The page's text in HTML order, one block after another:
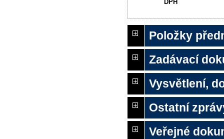
DPH
Položky
Zadávací
Vysvětlení,
Ostatní
Veřejné